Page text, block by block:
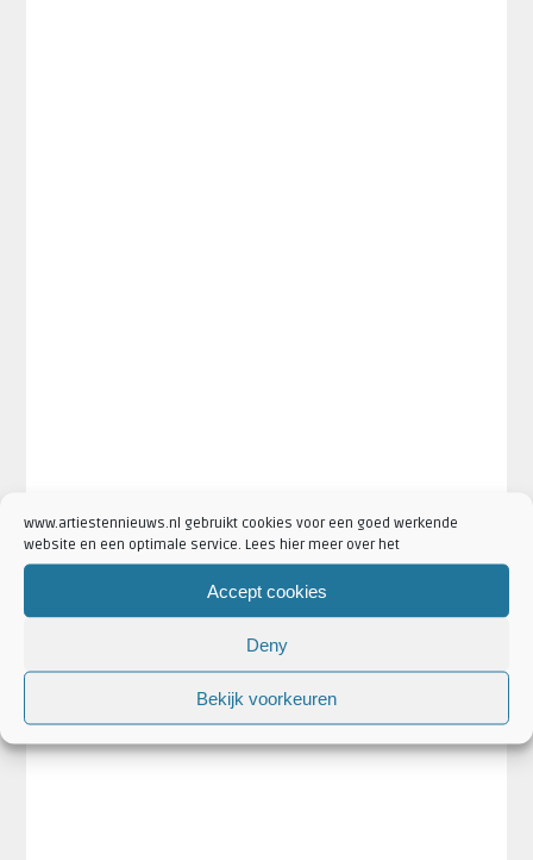
www.artiestennieuws.nl gebruikt cookies voor een goed werkende
website en een optimale service. Lees hier meer over het
Accept cookies
Deny
Bekijk voorkeuren